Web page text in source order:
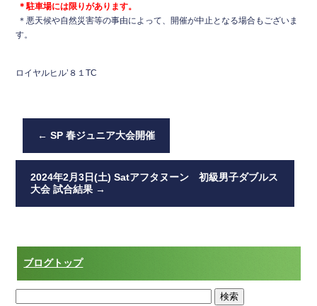
＊駐車場には限りがあります。
＊悪天候や自然災害等の事由によって、開催が中止となる場合もございま
す。
ロイヤルヒル’８１TC
← SP 春ジュニア大会開催
2024年2月3日(土) Satアフタヌーン 初級男子ダブルス
大会 試合結果 →
ブログトップ